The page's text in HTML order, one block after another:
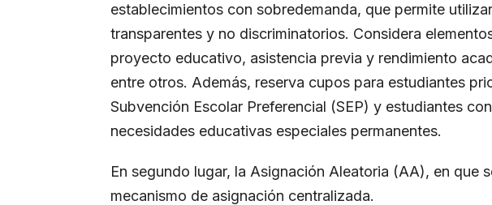
establecimientos con sobredemanda, que permite
transparentes y no discriminatorios. Considera
proyecto educativo, asistencia previa y rendimiento
entre otros. Además, reserva cupos para estudiantes
Subvención Escolar Preferencial (SEP) y estudiantes
necesidades educativas especiales permanentes.
En segundo lugar, la Asignación Aleatoria (AA), en que
mecanismo de asignación centralizada.